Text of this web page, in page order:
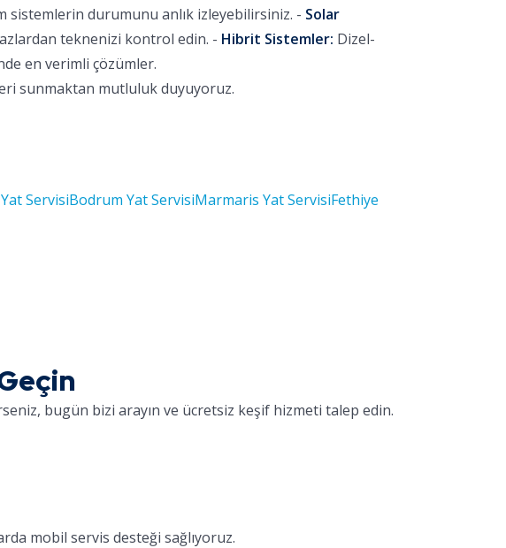
durumunu anlık izleyebilirsiniz. - Solar
teknenizi kontrol edin. - Hibrit Sistemler: Dizel-
en verimli çözümler.
sunmaktan mutluluk duyuyoruz.
ServisiBodrum Yat ServisiMarmaris Yat ServisiFethiye
bugün bizi arayın ve ücretsiz keşif hizmeti talep edin.
mobil servis desteği sağlıyoruz.